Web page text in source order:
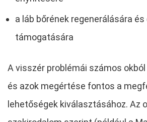
a láb bőrének regenerálására
támogatására
A visszér problémái számos
és azok megértése fontos a
lehetőségek kiválasztásához. Az